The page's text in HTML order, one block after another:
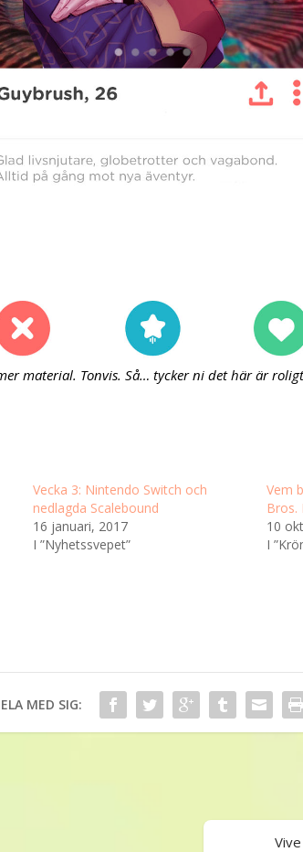
material. Tonvis. Så… tycker ni det här är
Vecka 3: Nintendo Switch och
nedlagda Scalebound
16 januari, 2017
I ”Nyhetssvepet”
Vem
Bros.
10
I
MED SIG: